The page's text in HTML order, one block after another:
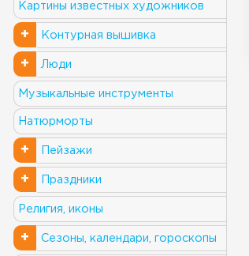
Картины известных художников
+ Контурная вышивка
+ Люди
Музыкальные инструменты
Натюрморты
+ Пейзажи
+ Праздники
Религия, иконы
+ Сезоны, календари, гороскопы